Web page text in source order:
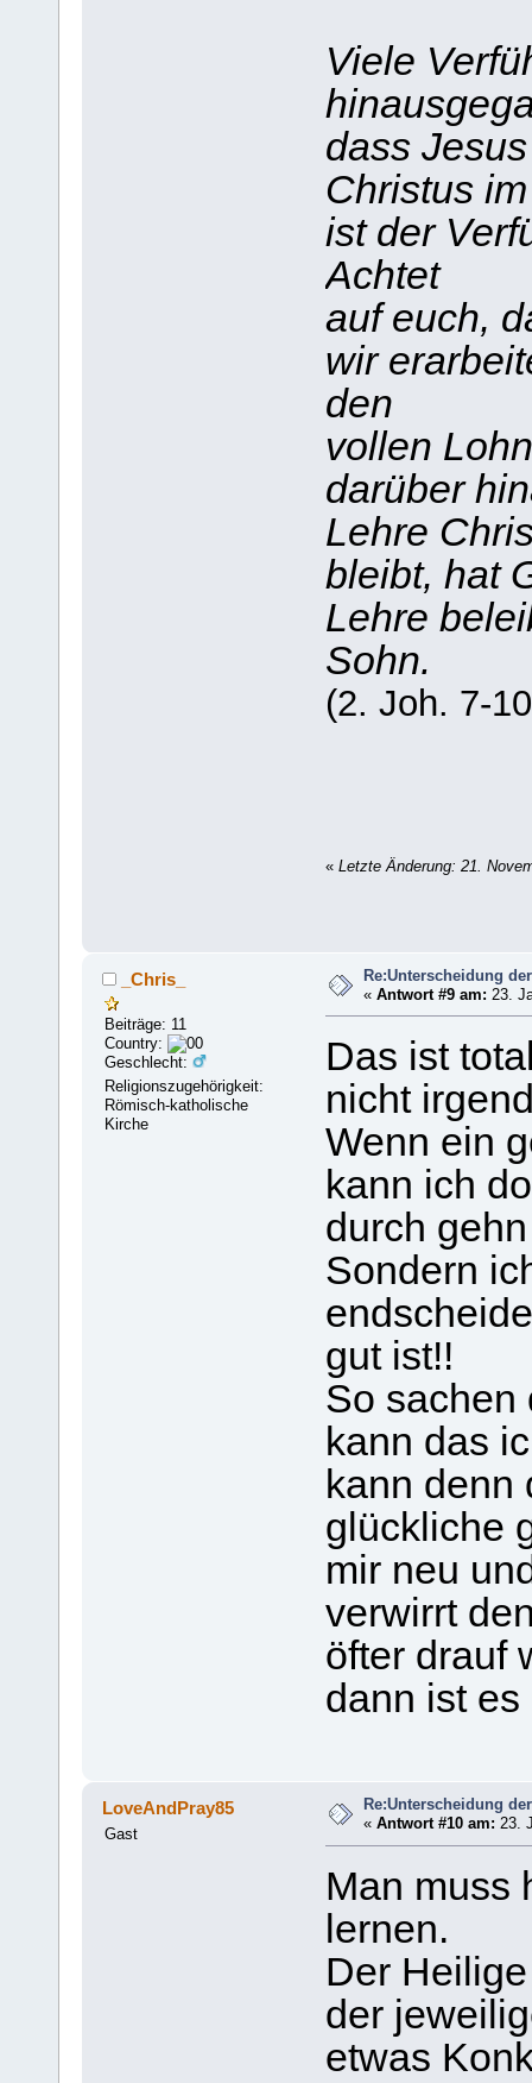
Viele
dass Jesus
Christus
ist der
Achtet
auf euch,
wir
den
vollen
darüber
Lehre
bleibt, hat
Lehre
Sohn.
(2. Joh. 7-
« Letzte Änderung: 21.
_Chris_
Beiträge: 11
Country:
Geschlecht:
Religionszugehörigkeit:
Römisch-katholische
Kirche
Re:Unterscheidung
«Antwort #9 am: 23.
Das ist
nicht
Wenn ein
kann ich
durch gehn
Sondern
gut ist!!
So sachen
kann das
kann denn
glückliche
mir neu
verwirrt
öfter drauf
dann ist
LoveAndPray85
Gast
Re:Unterscheidung
«Antwort #10 am: 23.
Man muss
lernen.
Der
der
etwas